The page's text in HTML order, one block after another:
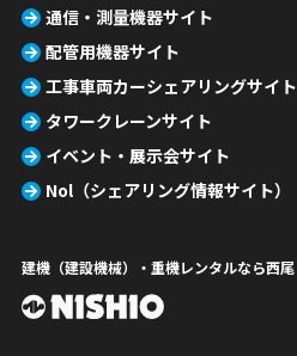
通信・測量機器サイト
配管用機器サイト
工事車両カーシェアリングサイト
タワークレーンサイト
イベント・展示会サイト
Nol（シェアリング情報サイト）
建機（建設機械）・重機レンタルなら西